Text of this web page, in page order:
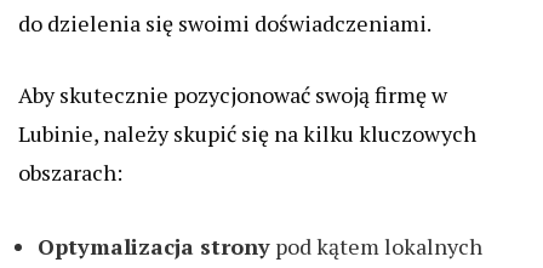
do dzielenia się swoimi doświadczeniami.
Aby skutecznie pozycjonować swoją firmę w
Lubinie, należy skupić się na kilku kluczowych
obszarach:
Optymalizacja strony pod kątem lokalnych